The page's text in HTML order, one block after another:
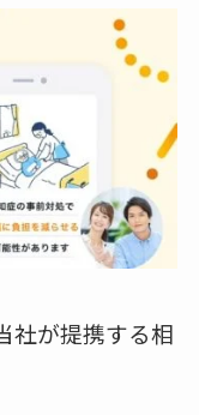
社が提携する相